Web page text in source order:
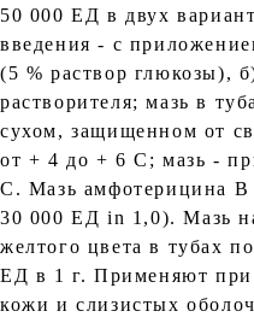
50 000 ЕД в двух
введения - с
(5 % раствор глюкозы),
растворителя; мазь в
сухом, защищенном от
от + 4 до + 6 С; мазь -
С. Мазь амфотерицина В
30 000 ЕД in 1,0). Мазь
желтого цвета в тубах
ЕД в 1 г. Применяют при
кожи и слизистых